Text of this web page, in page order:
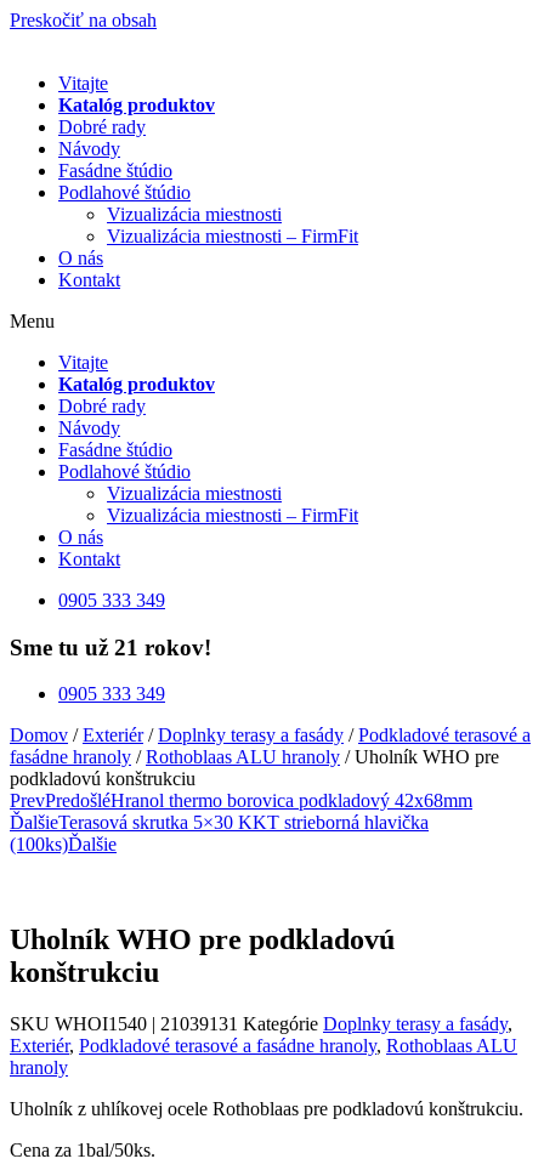
Preskočiť na obsah
Vitajte
Katalóg produktov
Dobré rady
Návody
Fasádne štúdio
Podlahové štúdio
Vizualizácia miestnosti
Vizualizácia miestnosti – FirmFit
O nás
Kontakt
Menu
Vitajte
Katalóg produktov
Dobré rady
Návody
Fasádne štúdio
Podlahové štúdio
Vizualizácia miestnosti
Vizualizácia miestnosti – FirmFit
O nás
Kontakt
0905 333 349
Sme tu už 21 rokov!
0905 333 349
Domov /Exteriér/Doplnky terasy a fasády /Podkladové terasové a
fasádne hranoly /Rothoblaas ALU hranoly / Uholník WHO pre
podkladovú konštrukciu
PrevPredošléHranol thermo borovica podkladový 42x68mm
ĎalšieTerasová skrutka 5×30 KKT strieborná hlavička
(100ks)Ďalšie
Uholník WHO pre podkladovú
konštrukciu
SKU WHOI1540 | 21039131 Kategórie Doplnky terasy a fasády,
Exteriér, Podkladové terasové a fasádne hranoly, Rothoblaas ALU
hranoly
Uholník z uhlíkovej ocele Rothoblaas pre podkladovú konštrukciu.
Cena za 1bal/50ks.